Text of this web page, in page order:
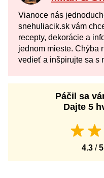
Vianoce nás
snehuliacik.sk vám
recepty, dekorácie a
jednom mieste. Chýba
vedieť a inšpirujte sa s
Páčil sa
Dajte 5
4.3 /5